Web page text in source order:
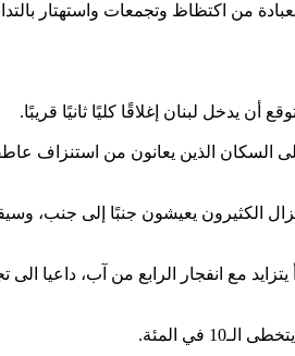
من اكتظاظ وتجمعات واستهتار
لبنان إغلاقًا كليًا ثانيًا قريبًا.
السكان الذين يعانون من استنزاف
الكثيرون يعيشون جنبًا إلى جنب،
مع انفجار الرابع من آب، داعيا